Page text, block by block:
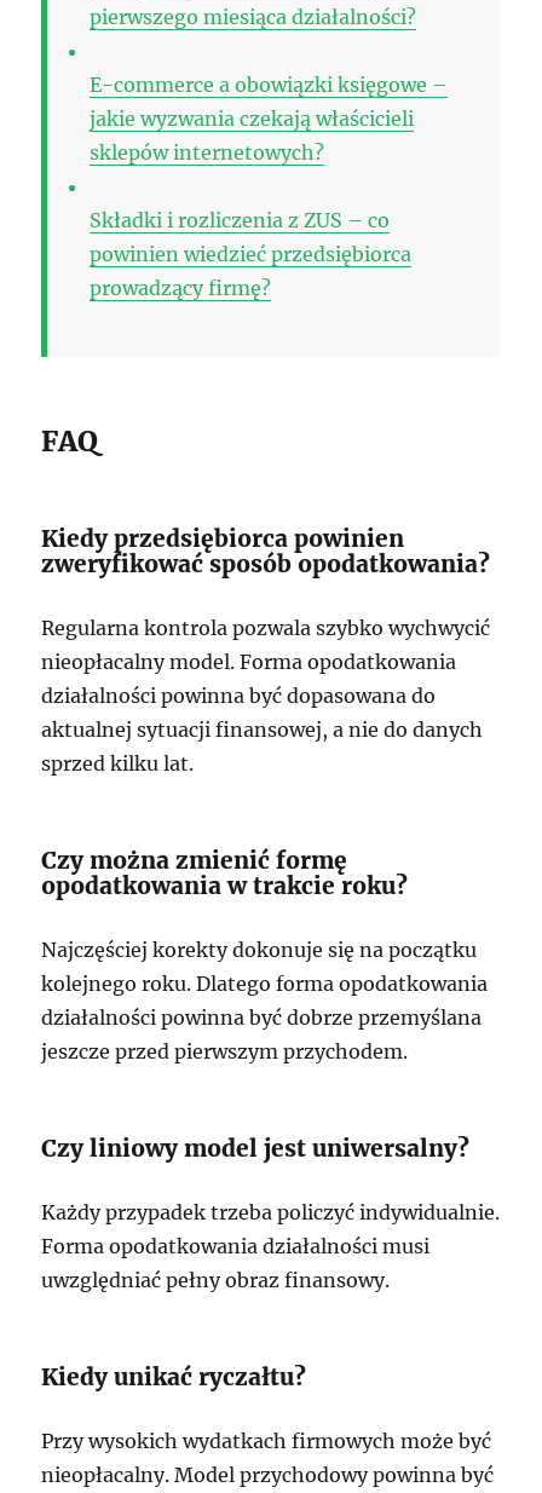
pierwszego miesiąca działalności?
E-commerce a obowiązki księgowe –
jakie wyzwania czekają właścicieli
sklepów internetowych?
Składki i rozliczenia z ZUS – co
powinien wiedzieć przedsiębiorca
prowadzący firmę?
FAQ
Kiedy przedsiębiorca powinien
zweryfikować sposób opodatkowania?
Regularna kontrola pozwala szybko wychwycić
nieopłacalny model. Forma opodatkowania
działalności powinna być dopasowana do
aktualnej sytuacji finansowej, a nie do danych
sprzed kilku lat.
Czy można zmienić formę
opodatkowania w trakcie roku?
Najczęściej korekty dokonuje się na początku
kolejnego roku. Dlatego forma opodatkowania
działalności powinna być dobrze przemyślana
jeszcze przed pierwszym przychodem.
Czy liniowy model jest uniwersalny?
Każdy przypadek trzeba policzyć indywidualnie.
Forma opodatkowania działalności musi
uwzględniać pełny obraz finansowy.
Kiedy unikać ryczałtu?
Przy wysokich wydatkach firmowych może być
nieopłacalny. Model przychodowy powinna być